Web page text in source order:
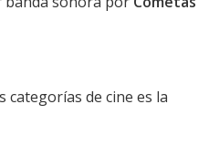
categorías de cine es la